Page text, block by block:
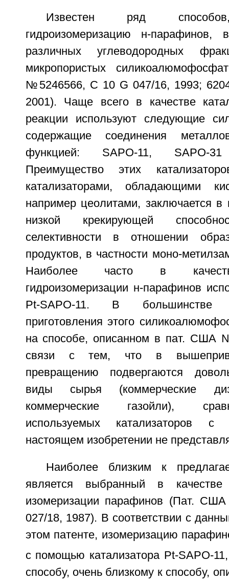
Известен ряд
гидроизомеризацию н-парафинов,
различных углеводородных
микропористых
№5246566, C 10 G 047/16, 1993;
2001). Чаще всего в качестве
реакции используют следующие
содержащие соединения
функцией: SAPO-11, SAPO-
Преимущество этих
катализаторами, обладающими
например цеолитами, заключается в
низкой крекирующей
селективности в отношении
продуктов, в частности моно-
Наиболее часто в
гидроизомеризации н-парафинов
Pt-SAPO-11. В большинстве
приготовления этого
на способе, описанном в пат. США
связи с тем, что в
превращению подвергаются
виды сырья (коммерческие
коммерческие газойли),
используемых катализаторов
настоящем изобретении не
Наиболее близким к
является выбранный в качестве
изомеризации парафинов (Пат.
027/18, 1987). В соответствии с
этом патенте, изомеризацию
с помощью катализатора Pt-SAPO-
способу, очень близкому к способу,